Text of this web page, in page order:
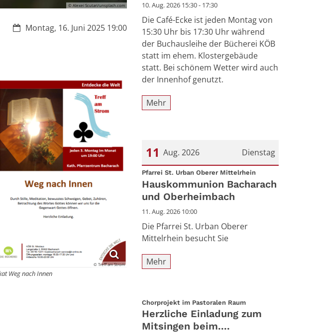
© Alexei Scutari/unsplash.com
Datum:Montag, 16. Juni 2025 19:00
© Treff am Strom
Weg nach Innen
10. Aug. 2026 15:30 - 17:30
Die Café-Ecke ist jeden Montag von
15:30 Uhr bis 17:30 Uhr während
der Buchausleihe der Bücherei KÖB
statt im ehem. Klostergebäude
statt. Bei schönem Wetter wird auch
der Innenhof genutzt.
Mehr
Dienstag
11 Aug. 2026
Datum: 11. August 2026
Pfarrei St. Urban Oberer Mittelrhein:
Hauskommunion Bacharach
und Oberheimbach
11. Aug. 2026 10:00
Die Pfarrei St. Urban Oberer
Mittelrhein besucht Sie
Mehr
Chorprojekt im Pastoralen Raum:
Herzliche Einladung zum
Mitsingen beim....